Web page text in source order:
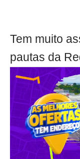
Tem muito
pautas da